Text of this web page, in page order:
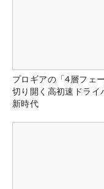
プロギアの「4層フェ
切り開く高初速ドライ
新時代